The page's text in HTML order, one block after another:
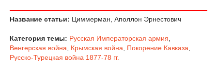
Название статьи: Циммерман, Аполлон Эрнестович
Категория темы: Русская Императорская армия
Венгерская война
Крымская война Покорение Кавказа
Русско-Турецкая война 1877-78 гг.